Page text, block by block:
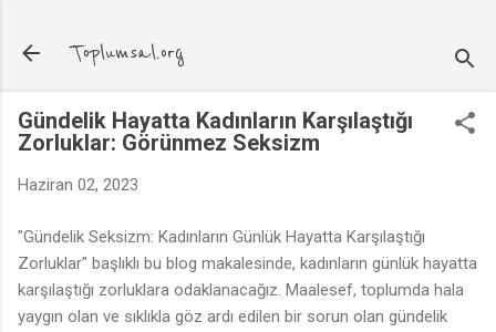
Toplumsal.org
Gündelik Hayatta Kadınların Karşılaştığı
Zorluklar: Görünmez Seksizm
Haziran 02, 2023
"Gündelik Seksizm: Kadınların Günlük Hayatta Karşılaştığı
Zorluklar" başlıklı bu blog makalesinde, kadınların günlük hayatta
karşılaştığı zorluklara odaklanacağız. Maalesef, toplumda hala
yaygın olan ve sıklıkla göz ardı edilen bir sorun olan gündelik